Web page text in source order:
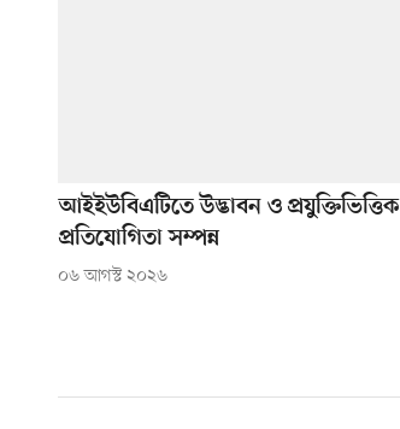
আইইউবিএটিতে উদ্ভাবন ও প্রযুক্তিভিত্তিক
প্রতিযোগিতা সম্পন্ন
০৬ আগস্ট ২০২৬